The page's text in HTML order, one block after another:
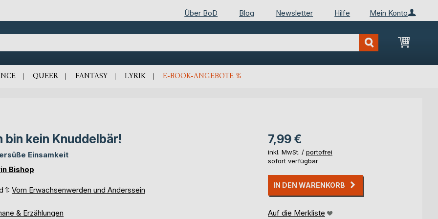
Mein Konto
Über BoD Blog Newsletter Hilfe
Mein
QUEER FANTASY LYRIK E-BOOK-ANGEBOTE %
bin kein Knuddelbär!
Einsamkeit
Bishop
1: Vom Erwachsenwerden und Anderssein
& Erzählungen
7,99 €
inkl. MwSt. / portofrei
sofort verfügbar
IN DEN WARENKORB
Auf die Merkliste